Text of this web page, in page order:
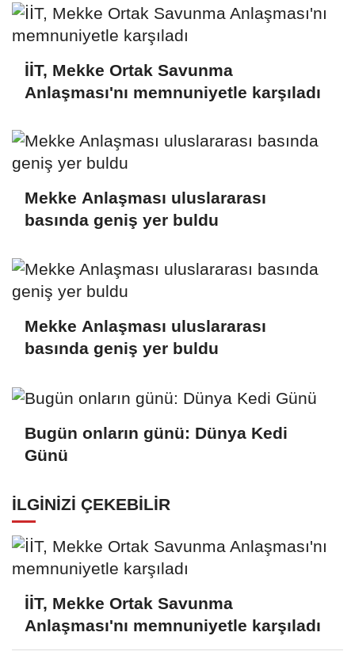
İİT, Mekke Ortak Savunma
Anlaşması'nı memnuniyetle karşıladı
Mekke Anlaşması uluslararası
basında geniş yer buldu
Mekke Anlaşması uluslararası
basında geniş yer buldu
Bugün onların günü: Dünya Kedi
Günü
İLGINIZI ÇEKEBILIR
İİT, Mekke Ortak Savunma
Anlaşması'nı memnuniyetle karşıladı